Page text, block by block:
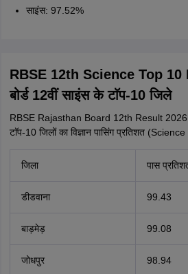
साइंस: 97.52%
RBSE 12th Science Top 10
बोर्ड 12वीं साइंस के टाॅप-10 जिले
RBSE Rajasthan Board 12th Result 2026
टाॅप-10 जिलों का विज्ञान पासिंग प्रतिशत
जिला पास
डीडवाना 99.43
बाड़मेड़ 99.08
जोधपुर 98.94